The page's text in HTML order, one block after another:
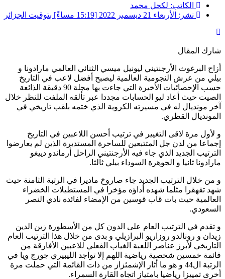
الكاتب: لكحل محمد
نشر: الأربعاء 21 ديسمبر 2022 [15:19 مساءً] بتوقيت الجزائر
شارك المقال
أزاح البرغوث الأرجنتيني ليونيل ميسي الثنائي العالمي مارادونا و
بيلي من عرش النجومية العالمية ليصبح أفضل لاعب في التاريخ
حسب الإحصائيات الأخيرة التي جاءت بها مجلة 90 دقيقة الذائعة
الصيت حيث أعاد ليو الحسابات مجددا عبر تألقه الملفت للنظر خلال
آخر مونديال له في مسيرته الكروية الذي ختمه بلقب تاريخي في
المونديال القطري.
و لأول مرة لاقى التغيير في ترتيب أحسن اللاعبين في التاريخ
إجماعا من لدن جل المتتبعين للساحرة المستديرة الذين لم يعارضوا
الترتيب الجديد الذي جاء فيه الأرجنتيني الراحل أرماندو دييغو
مارادونا ثانيا و الجوهرة السوداء بيلي ثالثا.
و من خلال الترتيب الجديد جاء صاروخ ماديرا في الرتبة الثامنة حيث
شهد تقهقرا مثلما شهده أداؤه مؤخرا في المستطيلات الخضراء
العالمية حيث بات قاب قوسين من الإمضاء لفائدة نادي النصر
السعودي.
و تقدم في الترتيب العام على الدون كل من الأسطورة زين الدين
زيدان و رونالدو روزاريو البرازيلي و بدى من خلال هذا الترتيب العام
التاريخي لأبرز عناصر اللعبة الغياب الفعلي للاعبين الأفارقة من
قائمة خمسين شخصية رياضية اللهم إلا تواجد الليبيري جورج ويا في
الرتبة ال44 و هو ما أثار الإشمئزاز من ذات القائمة التي حملت مرة
أخرى تمييزا رياضيا بامتياز اتجاه القارة السمراء.